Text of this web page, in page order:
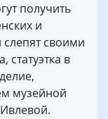
получить
и
своими
статуэтка в
музейной